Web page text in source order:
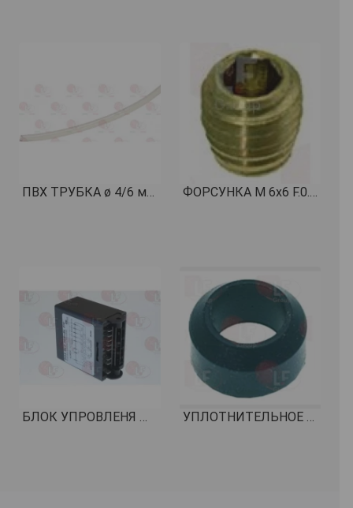
ПВХ ТРУБКА ø 4/6 мм - 100 м КОД: 3090259 ФОРСУНКА M 6x6 F.0.8 КОД: 1501574